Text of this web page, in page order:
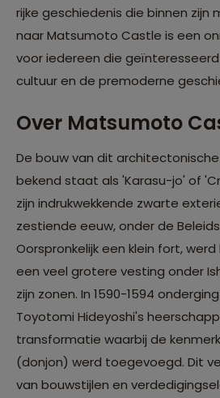
rijke geschiedenis die binnen zijn
naar Matsumoto Castle is een
voor iedereen die
cultuur en de premoderne
Over Matsumoto
De bouw van dit
bekend staat als 'Karasu-jo' of
zijn indrukwekkende zwarte
zestiende eeuw, onder de
Oorspronkelijk een klein fort,
een veel grotere vesting onder
zijn zonen. In 1590-1594
Toyotomi Hideyoshi's
transformatie waarbij de
(donjon) werd toegevoegd. Dit
van bouwstijlen en